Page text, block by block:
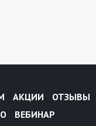
АКЦИИ
ОТЗЫВЫ
ВЕБИНАР